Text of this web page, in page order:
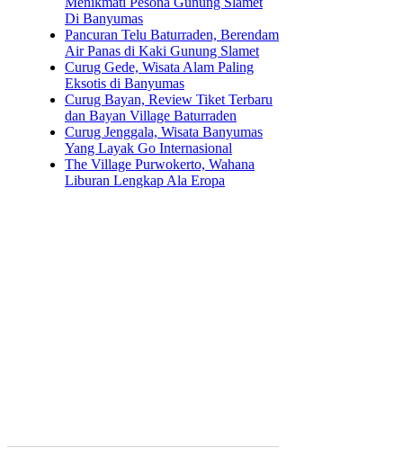
Di Banyumas
Pancuran Telu Baturraden, Berendam
Air Panas di Kaki Gunung Slamet
Curug Gede, Wisata Alam Paling
Eksotis di Banyumas
Curug Bayan, Review Tiket Terbaru
dan Bayan Village Baturraden
Curug Jenggala, Wisata Banyumas
Yang Layak Go Internasional
The Village Purwokerto, Wahana
Liburan Lengkap Ala Eropa